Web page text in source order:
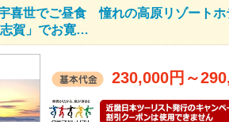
喜世でご昼食 憧れの高原リゾート
賀」でお寛…
230,000円 ～